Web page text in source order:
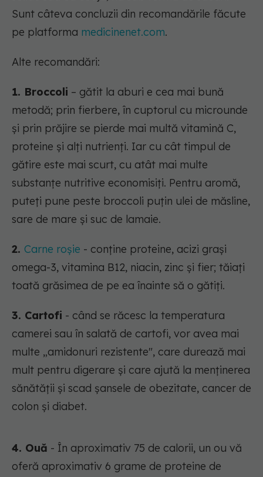
Sunt câteva concluzii din recomandările făcute
pe platforma medicinenet.com.
Alte recomandări:
1. Broccoli – gătit la aburi e cea mai bună
metodă; prin fierbere, în cuptorul cu microunde
și prin prăjire se pierde mai multă vitamină C,
proteine și alți nutrienți. Iar cu cât timpul de
gătire este mai scurt, cu atât mai multe
substanțe nutritive economisiți. Pentru aromă,
puteți pune peste broccoli puțin ulei de măsline,
sare de mare și suc de lamaie.
2. Carne roșie - conține proteine, acizi grași
omega-3, vitamina B12, niacin, zinc și fier; tăiați
toată grăsimea de pe ea înainte să o gătiți.
3. Cartofi - când se răcesc la temperatura
camerei sau în salată de cartofi, vor avea mai
multe „amidonuri rezistente", care durează mai
mult pentru digerare și care ajută la menținerea
sănătății și scad șansele de obezitate, cancer de
colon și diabet.
4. Ouă - În aproximativ 75 de calorii, un ou vă
oferă aproximativ 6 grame de proteine de